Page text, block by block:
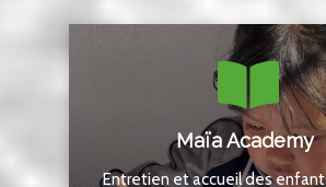
Maïa Academy
Entretien et accueil des